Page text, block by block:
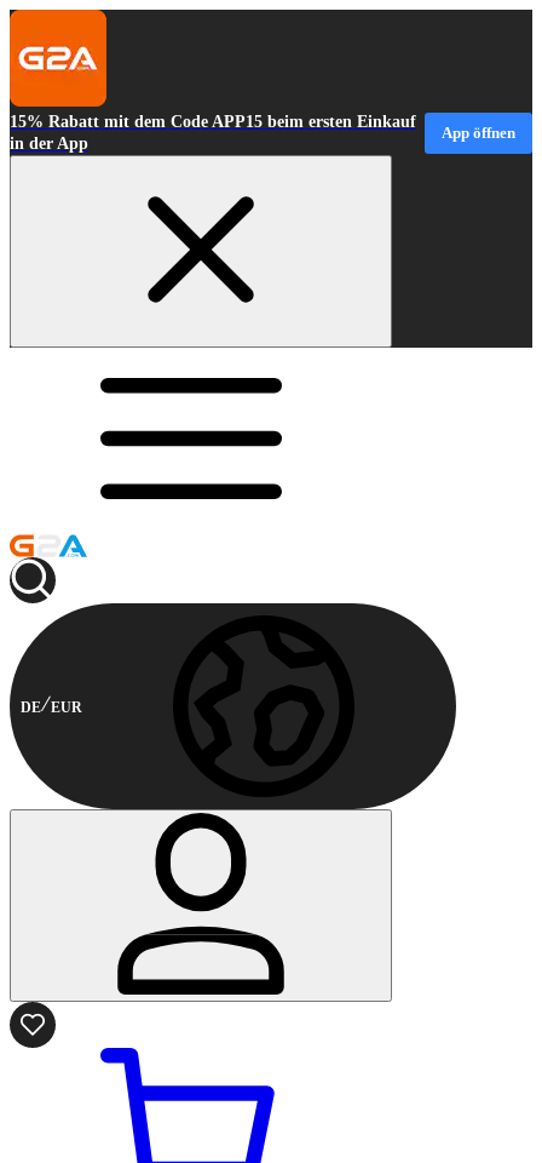
15% Rabatt mit dem Code APP15 beim ersten Einkauf
in der App
App öffnen
DE EUR